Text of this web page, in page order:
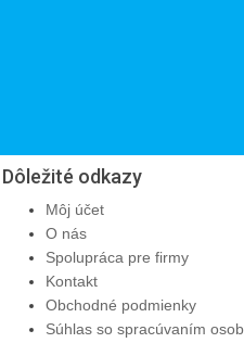
Dôležité odkazy
Môj účet
O nás
Spolupráca pre firmy
Kontakt
Obchodné podmienky
Súhlas so spracúvaním